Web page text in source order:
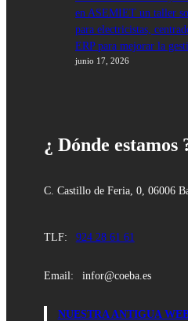
en ASEMIET un taller
para electricistas,
ERP para mejorar la
junio 17, 2026
¿ Dónde estamos
C. Castillo de Feria, 0, 06006
TLF: 924 28 61 61
Email: infor@coeba.es
NUESTRA ANTIGUA